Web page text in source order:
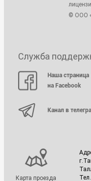
© ООО
Служба
Наша страница
на Facebook
Канал в
Карта проезда
Тел.